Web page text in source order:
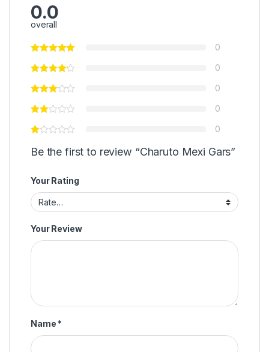
0.0
overall
0
0
0
0
0
Be the first to review “Charuto Mexi Gars”
Your Rating
Your Review
Name *